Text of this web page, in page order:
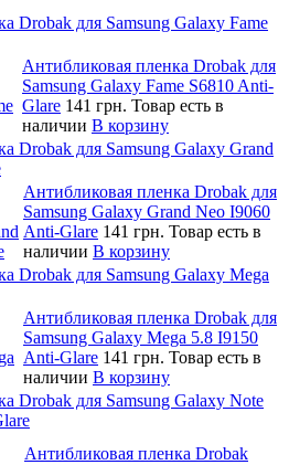
Drobak для Samsung Galaxy Fame
Антибликовая пленка Drobak для
Samsung Galaxy Fame S6810 Anti-
Glare 141 грн. Товар есть в
наличии В корзину
Drobak для Samsung Galaxy Grand
Антибликовая пленка Drobak для
Samsung Galaxy Grand Neo I9060
Anti-Glare 141 грн. Товар есть в
наличии В корзину
Drobak для Samsung Galaxy Mega
Антибликовая пленка Drobak для
Samsung Galaxy Mega 5.8 I9150
Anti-Glare 141 грн. Товар есть в
наличии В корзину
Drobak для Samsung Galaxy Note
Антибликовая пленка Drobak